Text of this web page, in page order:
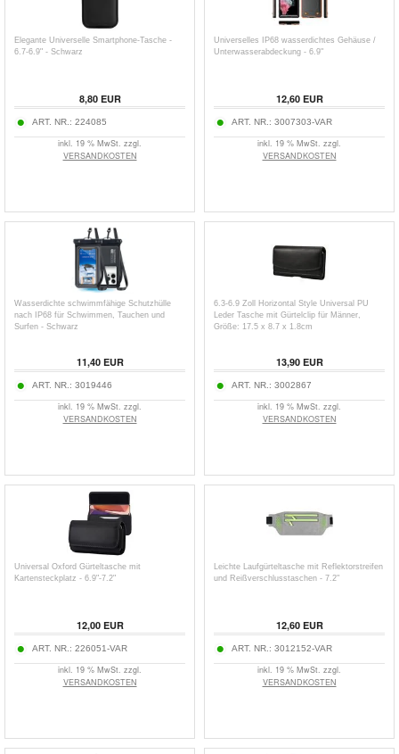
Elegante Universelle Smartphone-Tasche -
6.7-6.9" - Schwarz
8,80EUR
ART. NR.: 224085
inkl. 19 % MwSt. zzgl.
VERSANDKOSTEN
Universelles IP68 wasserdichtes Gehäuse /
Unterwasserabdeckung - 6.9"
12,60EUR
ART. NR.: 3007303-VAR
inkl. 19 % MwSt. zzgl.
VERSANDKOSTEN
Wasserdichte schwimmfähige Schutzhülle
nach IP68 für Schwimmen, Tauchen und
Surfen - Schwarz
11,40EUR
ART. NR.: 3019446
inkl. 19 % MwSt. zzgl.
VERSANDKOSTEN
6.3-6.9 Zoll Horizontal Style Universal PU
Leder Tasche mit Gürtelclip für Männer,
Größe: 17.5 x 8.7 x 1.8cm
13,90EUR
ART. NR.: 3002867
inkl. 19 % MwSt. zzgl.
VERSANDKOSTEN
Universal Oxford Gürteltasche mit
Kartensteckplatz - 6.9"-7.2"
12,00EUR
ART. NR.: 226051-VAR
inkl. 19 % MwSt. zzgl.
VERSANDKOSTEN
Leichte Laufgürteltasche mit Reflektorstreifen
und Reißverschlusstaschen - 7.2"
12,60EUR
ART. NR.: 3012152-VAR
inkl. 19 % MwSt. zzgl.
VERSANDKOSTEN